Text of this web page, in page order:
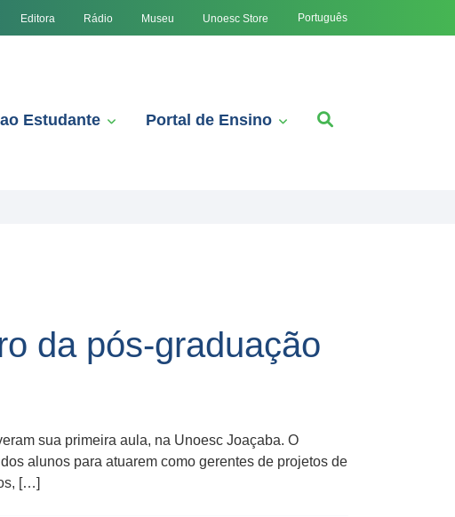
Editora Rádio Museu Unoesc Store Português
Estudante Portal de Ensino
da pós-graduação
sua primeira aula, na Unoesc Joaçaba. O
alunos para atuarem como gerentes de projetos de
[…]